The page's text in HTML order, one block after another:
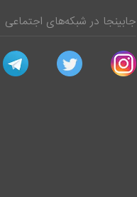
جابینجا در شبکه‌های اجتماعی
instagram
twitter